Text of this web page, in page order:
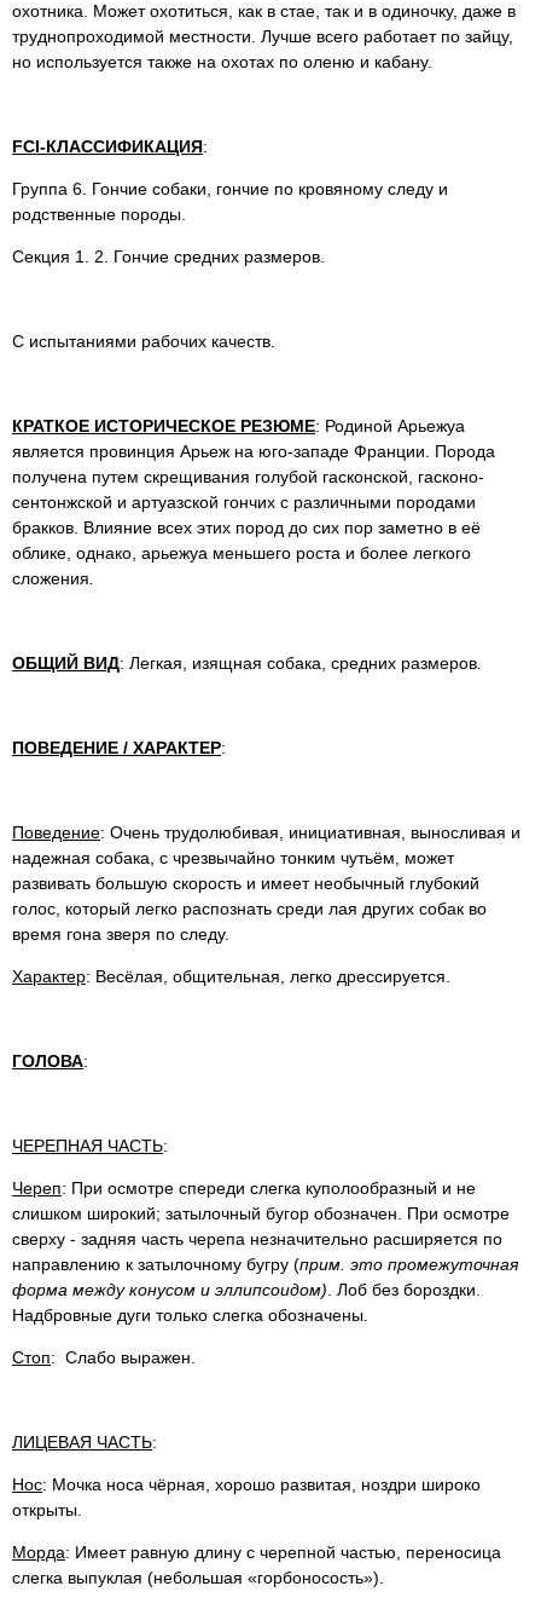
охотника. Может охотиться, как в стае, так и в одиночку, даже в
труднопроходимой местности. Лучше всего работает по зайцу,
но используется также на охотах по оленю и кабану.
FCI-КЛАССИФИКАЦИЯ:
Группа 6. Гончие собаки, гончие по кровяному следу и
родственные породы.
Секция 1. 2. Гончие средних размеров.
С испытаниями рабочих качеств.
КРАТКОЕ ИСТОРИЧЕСКОЕ РЕЗЮМЕ: Родиной Арьежуа
является провинция Арьеж на юго-западе Франции. Порода
получена путем скрещивания голубой гасконской, гасконо-
сентонжской и артуазской гончих с различными породами
бракков. Влияние всех этих пород до сих пор заметно в её
облике, однако, арьежуа меньшего роста и более легкого
сложения
ОБЩИЙ ВИД: Легкая, изящная собака, средних размеров
ПОВЕДЕНИЕ / ХАРАКТЕР:
Поведение: Очень трудолюбивая, инициативная, выносливая и
надежная собака, с чрезвычайно тонким чутьём, может
развивать большую скорость и имеет необычный глубокий
голос, который легко распознать среди лая других собак во
время гона зверя по следу.
Характер: Весёлая, общительная, легко дрессируется.
ГОЛОВА:
ЧЕРЕПНАЯ ЧАСТЬ:
Череп: При осмотре спереди слегка куполообразный и не
слишком широкий; затылочный бугор обозначен. При осмотре
сверху - задняя часть черепа незначительно расширяется по
направлению к затылочному бугру (прим. это промежуточная
форма между конусом и эллипсоидом) . Лоб без бороздки.
Надбровные дуги только слегка обозначены.
Стоп: Слабо выражен.
ЛИЦЕВАЯ ЧАСТЬ:
Нос: Мочка носа чёрная, хорошо развитая, ноздри широко
открыты.
Морда: Имеет равную длину с черепной частью, переносица
слегка выпуклая (небольшая «горбоносость»).